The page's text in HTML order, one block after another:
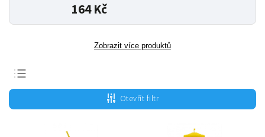
164 Kč
Zobrazit více produktů
Nejprodávanější
Nejlevnější
Nejdražší
Otevřít filtr